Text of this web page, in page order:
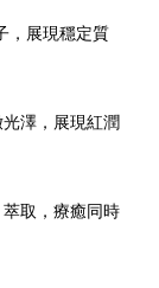
展現穩定質
光澤，展現紅潤
萃取， 療癒同時